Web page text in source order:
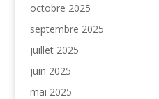
octobre 2025
septembre 2025
juillet 2025
juin 2025
mai 2025